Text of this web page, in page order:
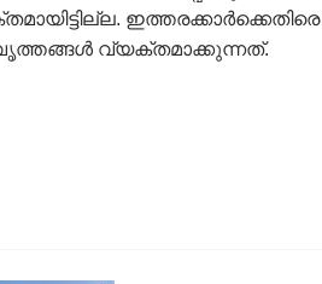
വൃത്തങ്ങള്‍ വ്യക്തമാക്കുന്നത്.